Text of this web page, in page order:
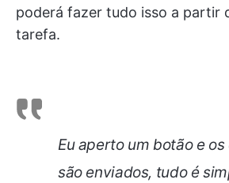
poderá fazer tudo isso a partir
tarefa.
Eu aperto um botão e
são enviados, tudo é